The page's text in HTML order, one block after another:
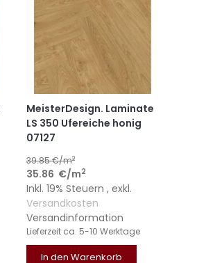
MeisterDesign. Laminate
LS 350 Ufereiche honig
07127
39.85€/m2
35.86 €/m2
Inkl. 19% Steuern,exkl.
Versandkosten
Versandinformation
Lieferzeit ca. 5-10 Werktage
In den Warenkorb